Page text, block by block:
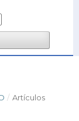
/ Artículos